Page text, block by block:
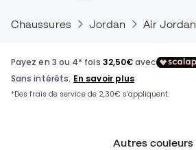
Chaussures Jordan Air Jordan
Autres couleurs